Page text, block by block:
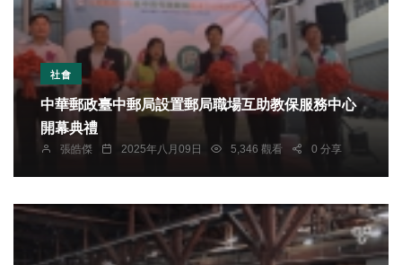
社會
中華郵政臺中郵局設置郵局職場互助教保服務中心
開幕典禮
張皓傑 2025年八月09日 5,346 觀看 0 分享